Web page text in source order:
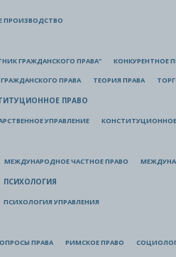
ПРОИЗВОДСТВО
ГРАЖДАНСКОГО ПРАВА" КОНКУРЕНТНОЕ
ПРАВА ТЕОРИЯ ПРАВА
ПРАВО
УПРАВЛЕНИЕ КОНСТИТУЦИОННОЕ
МЕЖДУНАРОДНОЕ ЧАСТНОЕ ПРАВО
ПСИХОЛОГИЯ
ПСИХОЛОГИЯ УПРАВЛЕНИЯ
ПРАВА РИМСКОЕ ПРАВО